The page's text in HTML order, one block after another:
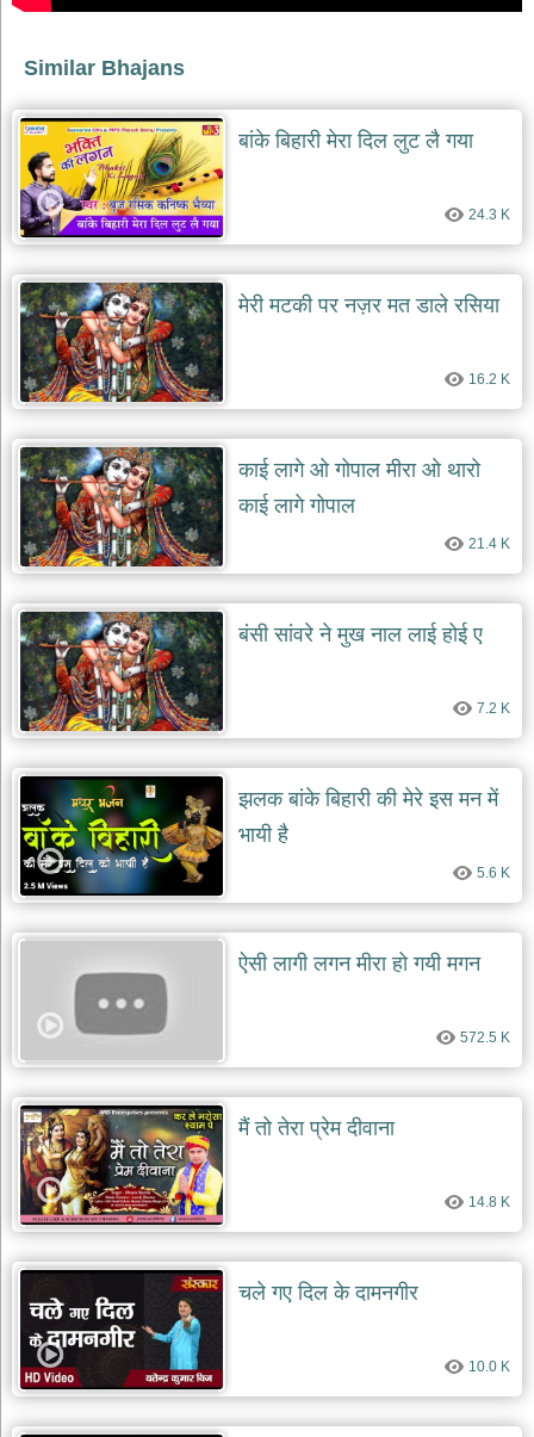
भक्ति
patriotic
bhajans
खाटू
श्याम
भजन
khatu
bhajans
रानी
सती
दादी
भजन
rani
dadi
bhajans
बावा
लाल
दयाल
भजन
lal
dayal
bhajans
शनि
देव
भजन
dev
bhajans
आज
का
भजन
bhajan
of
day
add
bhajans
Similar Bhajans
बांके बिहारी मेरा दिल लुट लै गया
24.3 K
मेरी मटकी पर नज़र मत डाले रसिया
16.2 K
काई लागे ओ गोपाल मीरा ओ थारो
काई लागे गोपाल
21.4 K
बंसी सांवरे ने मुख नाल लाई होई ए
7.2 K
झलक बांके बिहारी की मेरे इस मन में
भायी है
5.6 K
ऐसी लागी लगन मीरा हो गयी मगन
572.5 K
मैं तो तेरा प्रेम दीवाना
14.8 K
चले गए दिल के दामनगीर
10.0 K